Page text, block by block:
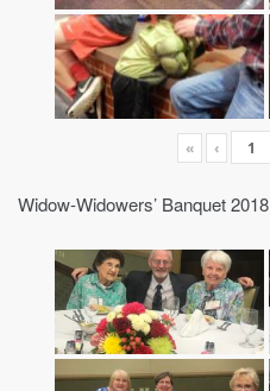
« ‹
Widow-Widowers’ Banquet 2018